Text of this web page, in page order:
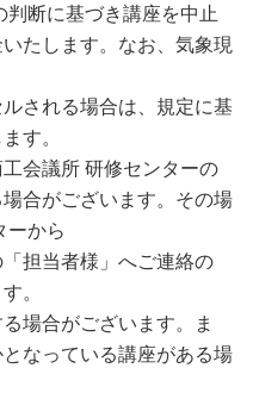
断に基づき講座を中止
たします。なお、気象現
される場合は、規定に基
す。
会議所 研修センターの
合がございます。その場
ーから
担当者様」へご連絡の
。
場合がございます。ま
なっている講座がある場